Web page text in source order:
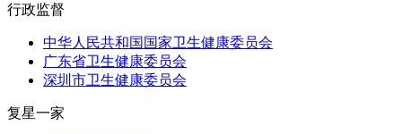
行政监督
中华人民共和国国家卫生健康委员会
广东省卫生健康委员会
深圳市卫生健康委员会
复星一家